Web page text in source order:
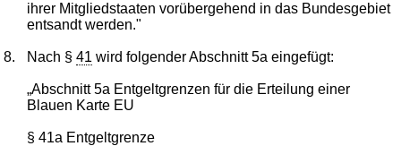
ihrer Mitgliedstaaten vorübergehend in das Bundesgebiet
entsandt werden."
8. Nach §41 wird folgender Abschnitt 5a eingefügt:
„Abschnitt 5a Entgeltgrenzen für die Erteilung einer
Blauen Karte EU
§ 41a Entgeltgrenze